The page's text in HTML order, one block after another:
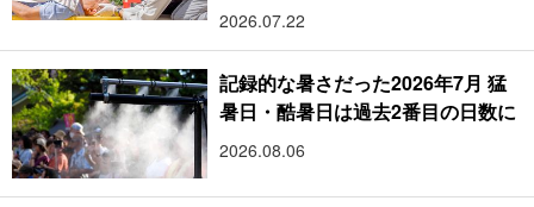
2026.07.22
記録的な暑さだった2026年7月 猛
暑日・酷暑日は過去2番目の日数に
2026.08.06